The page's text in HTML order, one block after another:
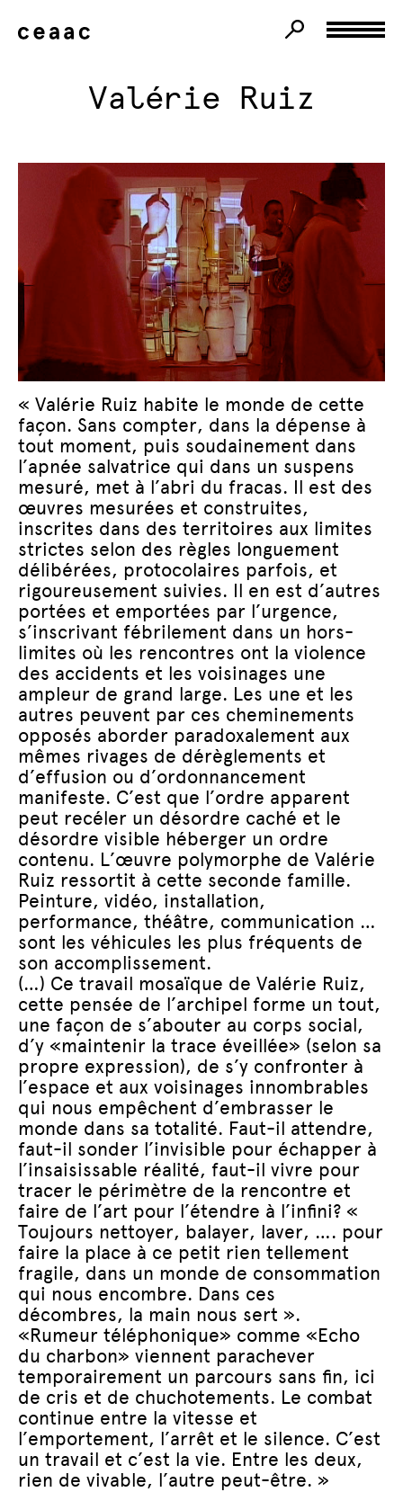
Valérie Ruiz
« Valérie Ruiz habite le monde de cette
façon. Sans compter, dans la dépense à
tout moment, puis soudainement dans
l’apnée salvatrice qui dans un suspens
mesuré, met à l’abri du fracas. Il est des
œuvres mesurées et construites,
inscrites dans des territoires aux limites
strictes selon des règles longuement
délibérées, protocolaires parfois, et
rigoureusement suivies. Il en est d’autres
portées et emportées par l’urgence,
s’inscrivant fébrilement dans un hors-
limites où les rencontres ont la violence
des accidents et les voisinages une
ampleur de grand large. Les une et les
autres peuvent par ces cheminements
opposés aborder paradoxalement aux
mêmes rivages de dérèglements et
d’effusion ou d’ordonnancement
manifeste. C’est que l’ordre apparent
peut recéler un désordre caché et le
désordre visible héberger un ordre
contenu. L’œuvre polymorphe de Valérie
Ruiz ressortit à cette seconde famille.
Peinture, vidéo, installation,
performance, théâtre, communication …
sont les véhicules les plus fréquents de
son accomplissement.
(…) Ce travail mosaïque de Valérie Ruiz,
cette pensée de l’archipel forme un tout,
une façon de s’abouter au corps social,
d’y «maintenir la trace éveillée» (selon sa
propre expression), de s’y confronter à
l’espace et aux voisinages innombrables
qui nous empêchent d’embrasser le
monde dans sa totalité. Faut-il attendre,
faut-il sonder l’invisible pour échapper à
l’insaisissable réalité, faut-il vivre pour
tracer le périmètre de la rencontre et
faire de l’art pour l’étendre à l’infini? «
Toujours nettoyer, balayer, laver, …. pour
faire la place à ce petit rien tellement
fragile, dans un monde de consommation
qui nous encombre. Dans ces
décombres, la main nous sert ».
«Rumeur téléphonique» comme «Echo
du charbon» viennent parachever
temporairement un parcours sans fin, ici
de cris et de chuchotements. Le combat
continue entre la vitesse et
l’emportement, l’arrêt et le silence. C’est
un travail et c’est la vie. Entre les deux,
rien de vivable, l’autre peut-être. »